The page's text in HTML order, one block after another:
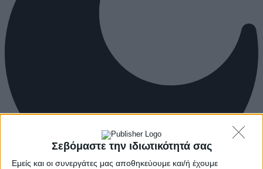
Σεβόμαστε την ιδιωτικότητά σας
Εμείς και οι συνεργάτες μας αποθηκεύουμε και/ή έχουμε